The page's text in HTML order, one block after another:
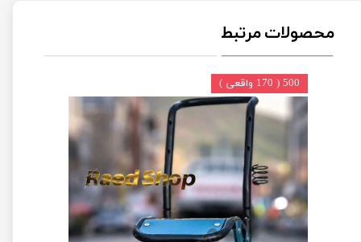
محصولات مرتبط
500 ( 170 واقعی )